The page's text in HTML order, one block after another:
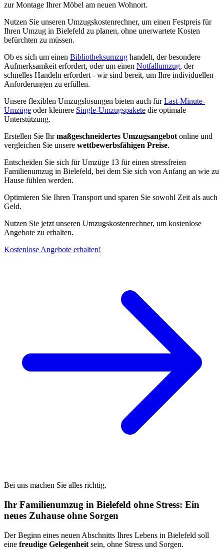
zur Montage Ihrer Möbel am neuen Wohnort.
Nutzen Sie unseren Umzugskostenrechner, um einen Festpreis für
Ihren Umzug in Bielefeld zu planen, ohne unerwartete Kosten
befürchten zu müssen.
Ob es sich um einen Bibliotheksumzug handelt, der besondere
Aufmerksamkeit erfordert, oder um einen Notfallumzug, der
schnelles Handeln erfordert - wir sind bereit, um Ihre individuellen
Anforderungen zu erfüllen.
Unsere flexiblen Umzugslösungen bieten auch fürLast-Minute-
Umzüge oder kleinere Single-Umzugspakete die optimale
Unterstützung.
Erstellen Sie Ihrmaßgeschneidertes Umzugsangebot online und
vergleichen Sie unsere wettbewerbsfähigen Preise.
Entscheiden Sie sich für Umzüge 13 für einen stressfreien
Familienumzug in Bielefeld, bei dem Sie sich von Anfang an wie zu
Hause fühlen werden.
Optimieren Sie Ihren Transport und sparen Sie sowohl Zeit als auch
Geld.
Nutzen Sie jetzt unseren Umzugskostenrechner, um kostenlose
Angebote zu erhalten.
Kostenlose Angebote erhalten!
Bei uns machen Sie alles richtig.
Ihr Familienumzug in Bielefeld ohne Stress: Ein
neues Zuhause ohne Sorgen
Der Beginn eines neuen Abschnitts Ihres Lebens in Bielefeld soll
eine freudige Gelegenheit sein, ohne Stress und Sorgen.